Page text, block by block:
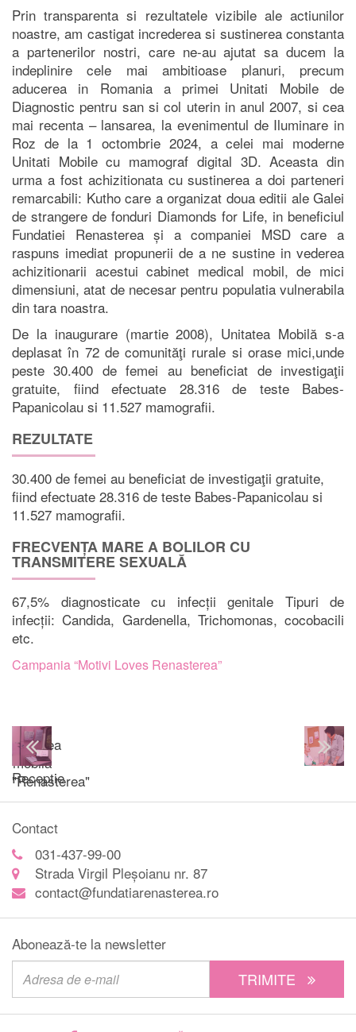
Prin transparenta si rezultatele vizibile ale actiunilor
noastre, am castigat increderea si sustinerea constanta
a partenerilor nostri, care ne-au ajutat sa ducem la
indeplinire cele mai ambitioase planuri, precum
aducerea in Romania a primei Unitati Mobile de
Diagnostic pentru san si col uterin in anul 2007, si cea
mai recenta – lansarea, la evenimentul de Iluminare in
Roz de la 1 octombrie 2024, a celei mai moderne
Unitati Mobile cu mamograf digital 3D. Aceasta din
urma a fost achizitionata cu sustinerea a doi parteneri
remarcabili: Kutho care a organizat doua editii ale Galei
de strangere de fonduri Diamonds for Life, in beneficiul
Fundatiei Renasterea și a companiei MSD care a
raspuns imediat propunerii de a ne sustine in vederea
achizitionarii acestui cabinet medical mobil, de mici
dimensiuni, atat de necesar pentru populatia vulnerabila
din tara noastra.
De la inaugurare (martie 2008), Unitatea Mobilă s-a
deplasat în 72 de comunităţi rurale si orase mici,unde
peste 30.400 de femei au beneficiat de investigaţii
gratuite, fiind efectuate 28.316 de teste Babes-
Papanicolau si 11.527 mamografii.
REZULTATE
30.400 de femei au beneficiat de investigaţii gratuite,
fiind efectuate 28.316 de teste Babes-Papanicolau si
11.527 mamografii.
FRECVENȚA MARE A BOLILOR CU
TRANSMITERE SEXUALĂ
67,5% diagnosticate cu infecții genitale Tipuri de
infecții: Candida, Gardenella, Trichomonas, cocobacili
etc.
Campania “Motivi Loves Renasterea”
Receptie
Unitatea
mobila
"Renasterea"
Contact
031-437-99-00
Strada Virgil Pleșoianu nr. 87
contact@fundatiarenasterea.ro
Abonează-te la newsletter
TRIMITE